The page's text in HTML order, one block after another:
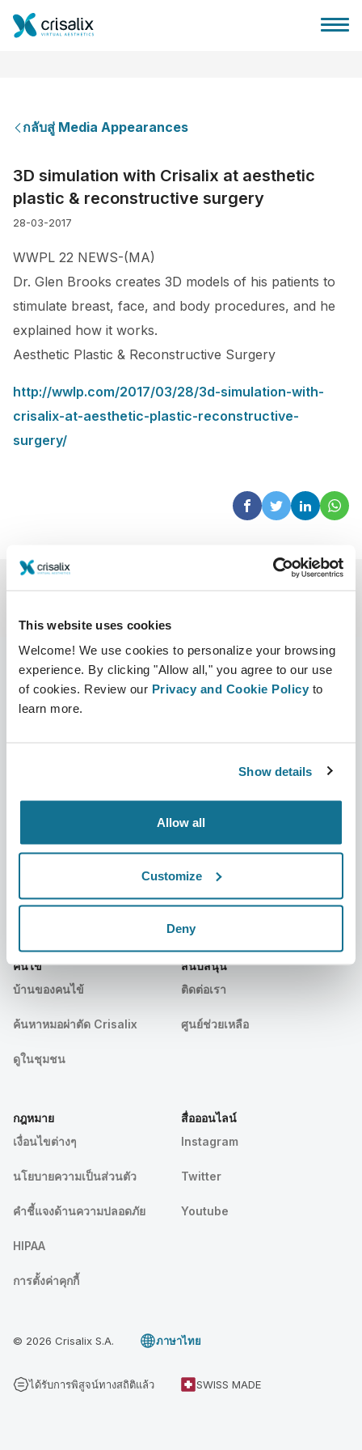
This website uses cookies
Welcome! We use cookies to personalize your browsing
experience. By clicking "Allow all," you agree to our use
of cookies. Review our Privacy and Cookie Policy to
learn more.
Show details
Allow all
Customize
Deny
แผน
ความคิดเห็นของคนไข้
กลับสู่ Media Appearances
3D simulation with Crisalix at aesthetic
plastic & reconstructive surgery
28-03-2017
WWPL 22 NEWS-(MA)
Dr. Glen Brooks creates 3D models of his patients to
stimulate breast, face, and body procedures, and he
explained how it works.
Aesthetic Plastic & Reconstructive Surgery
http://wwlp.com/2017/03/28/3d-simulation-with-
crisalix-at-aesthetic-plastic-reconstructive-
surgery/
บริษัท
ข่าว
Resources
ผู้จัดการธุรกิจ 3 มิติ
แผนสำหรับศัลยแพทย์
Customer Stories
คนไข้
บ้านของคนไข้
ค้นหาหมอผ่าตัด Crisalix
ดูในชุมชน
สนับสนุน
ติดต่อเรา
ศูนย์ช่วยเหลือ
กฎหมาย
เงื่อนไขต่างๆ
นโยบายความเป็นส่วนตัว
คําชี้แจงด้านความปลอดภัย
HIPAA
การตั้งค่าคุกกี้
สื่อออนไลน์
Instagram
Twitter
Youtube
© 2026 Crisalix S.A. ภาษาไทย
ได้รับการพิสูจน์ทางสถิติแล้ว SWISS MADE